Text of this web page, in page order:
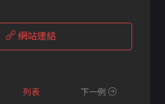
網站連結
列表 下一例